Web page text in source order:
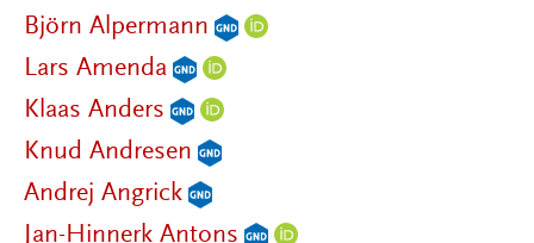
Björn Alpermann
Lars Amenda
Klaas Anders
Knud Andresen
Andrej Angrick
Jan-Hinnerk Antons